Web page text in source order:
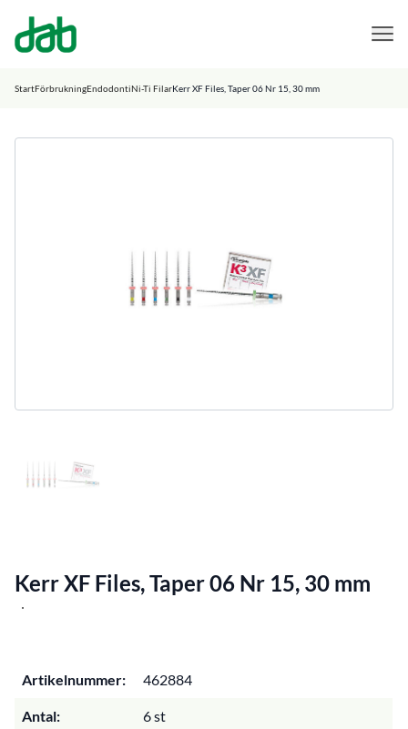
DAB Dental
StartFörbrukningEndodontiNi-Ti FilarKerr XF Files, Taper 06 Nr 15, 30 mm
Kerr XF Files, Taper 06 Nr 15, 30 mm
Artikelnummer: 462884
Antal: 6 st